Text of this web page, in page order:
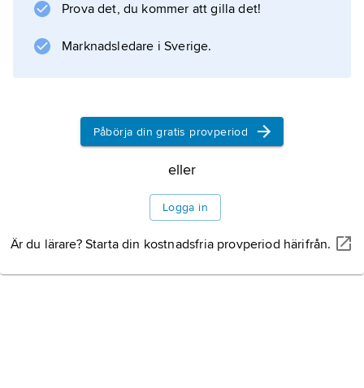
Information om artikeln
Prova det, du kommer att gilla det!
Marknadsledare i Sverige.
Påbörja din gratis provperiod
eller
Logga in
Är du lärare? Starta din kostnadsfria provperiod härifrån.